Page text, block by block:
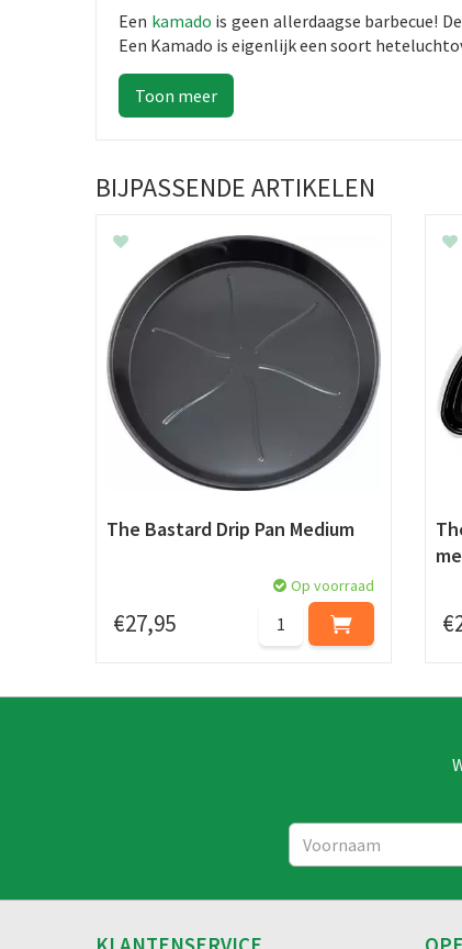
Een kamado is geen allerdaagse barbecue!
Een Kamado is eigenlijk een soort
BIJPASSENDE ARTIKELEN
The Bastard Drip Pan Medium
€27,95
Op voorraad
€